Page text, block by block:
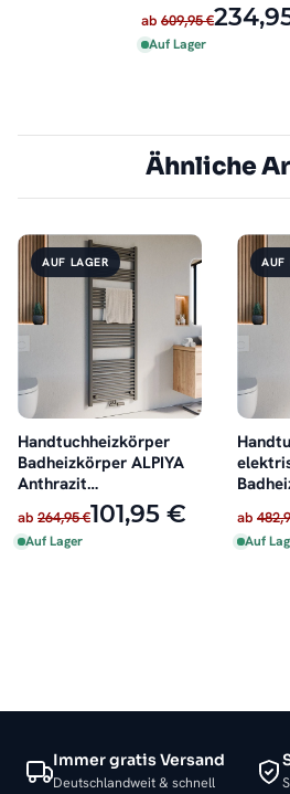
ab 609,95 €
Auf Lager
Ähnliche
AUF LAGER
Handtuchheizkörper
Badheizkörper ALPIYA
Anthrazit
Mittelanschluss
ab 264,95 €101,95 €
Auf Lager
AUF
Weiß
ab
Auf
Immer gratis Versand
Deutschlandweit & schnell